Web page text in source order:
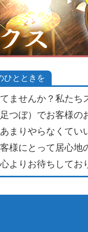
ひとときを
ませんか？私たち
つぼ）でお客様
まりやらなくて
様にとって居心
よりお待ちしてお